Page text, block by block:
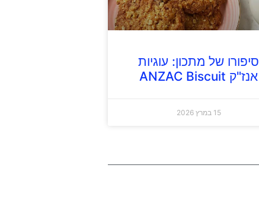
סיפורו של מתכון: עוגיות
אנז"ק ANZAC Biscuit
15 במרץ 2026